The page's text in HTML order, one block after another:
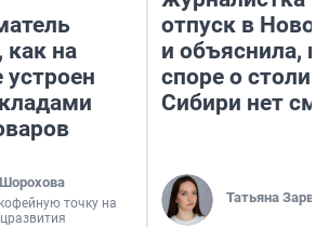
как на
точку на
отпуск в
и объяснила,
споре о
Сибири нет
Татьяна Зарва